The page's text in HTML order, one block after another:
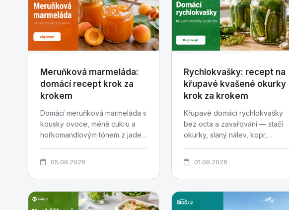
Meruňková marmeláda:
domácí recept krok za
krokem
Domácí meruňková marmeláda s
kousky ovoce, méně cukru a
hořkomandlovým tónem z jader
05.08.2026
Rychlokvašky: recept na
křupavé kvašené okurky
krok za krokem
Křupavé domácí rychlokvašky
bez octa a zavařování — stačí
okurky, slaný nálev, kopr,
01.08.2026